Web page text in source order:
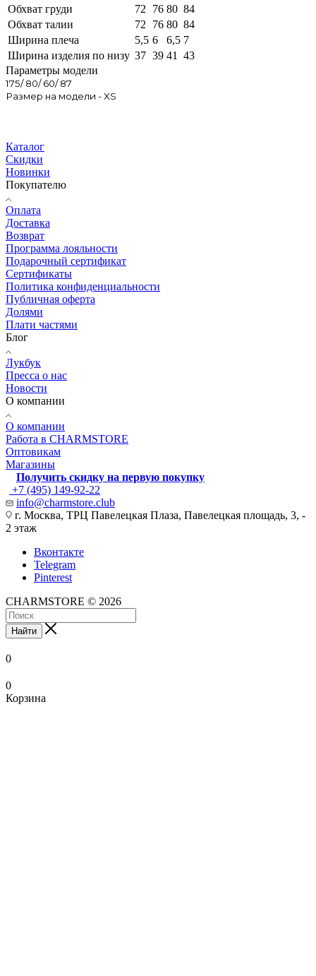
Обхват груди
72 76 80 84
Обхват талии
72 76 80 84
Ширина плеча
5,5 6 6,5 7
Ширина изделия по низу 37 39 41
43
Параметры модели
175/ 80/ 60/ 87
Размер на модели - XS
Каталог
Скидки
Новинки
Покупателю
Оплата
Доставка
Возврат
Программа лояльности
Подарочный сертификат
Сертификаты
Политика конфиденциальности
Публичная оферта
Долями
Плати частями
Блог
Лукбук
Пресса о нас
Новости
О компании
О компании
Работа в CHARMSTORE
Оптовикам
Магазины
Получить скидку на первую покупку
+7 (495) 149-92-22
info@charmstore.club
г. Москва, ТРЦ Павелецкая Плаза, Павелецкая площадь, 3, -
2 этаж
Вконтакте
Telegram
Pinterest
CHARMSTORE © 2026
Найти
0
0
Корзина